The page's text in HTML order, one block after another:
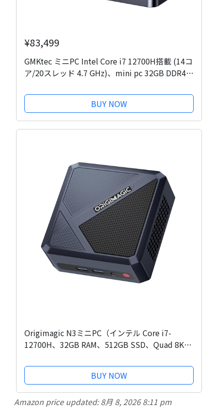
¥83,499
GMKtec ミニPC Intel Core i7 12700H搭載 (14コ
ア/20スレッド 4.7 GHz)、mini pc 32GB DDR4
ュータ Iris XEグラフィックス、トリプル4Kディ
スプレイ、WiFi 6、BT5.2、USB-C M3...
BUY NOW
Origimagic N3ミニPC（インテル Core i7-
12700H、32GB RAM、512GB SSD、Quad 8K
タ、Micro PC HDMI + USB3.2 + Type-C、WiFi
6E、BT5.2、2.5GbE LAN、ビジネス、オフィ
ス、家庭用）
BUY NOW
Amazon price updated:8月 8, 2026 8:11 pm